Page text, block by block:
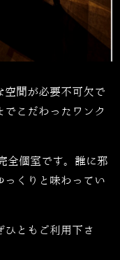
空間が必要不可欠で
こだわったワンク
全個室です。誰に邪
っくりと味わってい
ひともご利用下さ